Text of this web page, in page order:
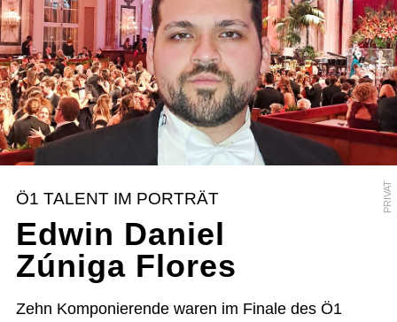
PRIVAT
Ö1 TALENT IM PORTRÄT
Edwin Daniel
Zúniga Flores
Zehn Komponierende waren im Finale des Ö1